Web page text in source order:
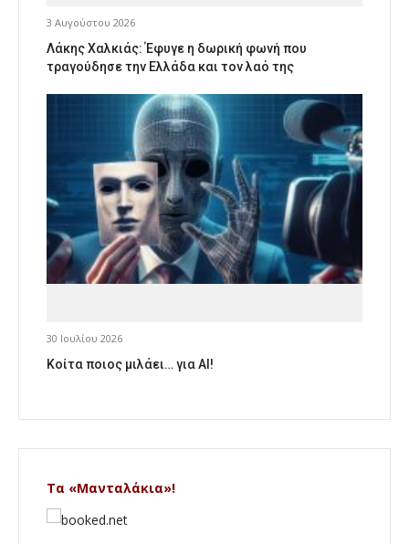
3 Αυγούστου 2026
Λάκης Χαλκιάς: Έφυγε η δωρική φωνή που
τραγούδησε την Ελλάδα και τον λαό της
30 Ιουλίου 2026
Κοίτα ποιος μιλάει… για AI!
Τα «Μανταλάκια»!